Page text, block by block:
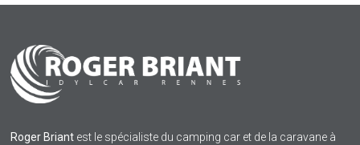
Roger Briant est le spécialiste du camping car et de la caravane à